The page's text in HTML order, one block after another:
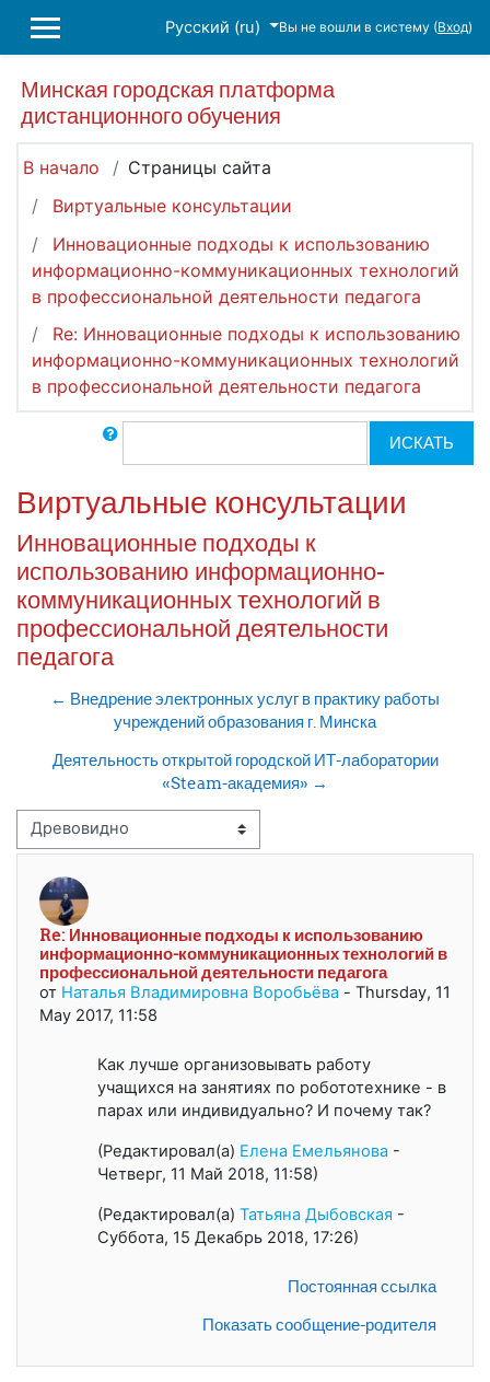
БОКОВАЯ ПАНЕЛЬ
Русский ‎(ru)‎ Вы не вошли в систему (Вход)
Минская городская платформа
дистанционного обучения
В начало
Страницы сайта
Виртуальные консультации
Инновационные подходы к использованию
информационно-коммуникационных технологий
в профессиональной деятельности педагога
Re: Инновационные подходы к использованию
информационно-коммуникационных технологий
в профессиональной деятельности педагога
Поиск по форумам ИСКАТЬ
Виртуальные консультации
Инновационные подходы к
использованию информационно-
коммуникационных технологий в
профессиональной деятельности
педагога
← Внедрение электронных услуг в практику работы
учреждений образования г. Минска
Деятельность открытой городской ИТ-лаборатории
«Steam-академия» →
Режим отображения
Re: Инновационные подходы к использованию
информационно-коммуникационных технологий в
профессиональной деятельности педагога
от Наталья Владимировна Воробьёва - Thursday, 11
May 2017, 11:58
Количество ответов: 0
Как лучше организовывать работу
учащихся на занятиях по робототехнике - в
парах или индивидуально? И почему так?
(Редактировал(а) Елена Емельянова -
Четверг, 11 Май 2018, 11:58)
(Редактировал(а) Татьяна Дыбовская -
Суббота, 15 Декабрь 2018, 17:26)
Постоянная ссылка
Показать сообщение-родителя